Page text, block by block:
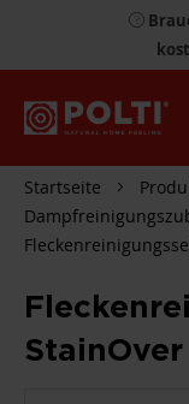
Startseite
StainOver